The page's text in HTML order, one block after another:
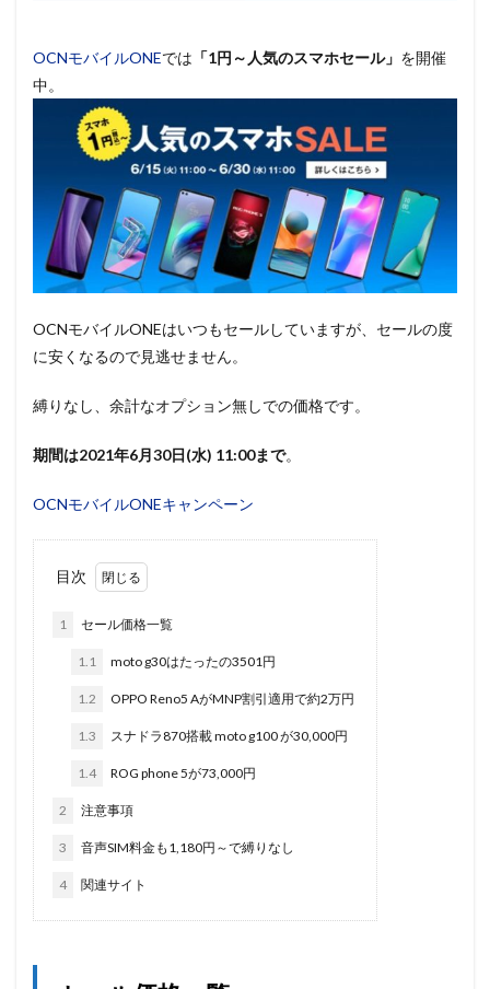
OCNモバイルONEでは 「1円～人気のスマホセール」 を開催
中。
OCNモバイルONEはいつもセールしていますが、セールの度
に安くなるので見逃せません。
縛りなし、余計なオプション無しでの価格です。
期間は2021年6月30日(水) 11:00まで。
OCNモバイルONEキャンペーン
目次
1 セール価格一覧
1.1 moto g30はたったの3501円
1.2 OPPO Reno5 AがMNP割引適用で約2万円
1.3 スナドラ870搭載 moto g100 が30,000円
1.4 ROG phone 5が73,000円
2 注意事項
3 音声SIM料金も1,180円～で縛りなし
4 関連サイト